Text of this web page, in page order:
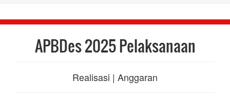
APBDes 2025 Pelaksanaan
Realisasi | Anggaran